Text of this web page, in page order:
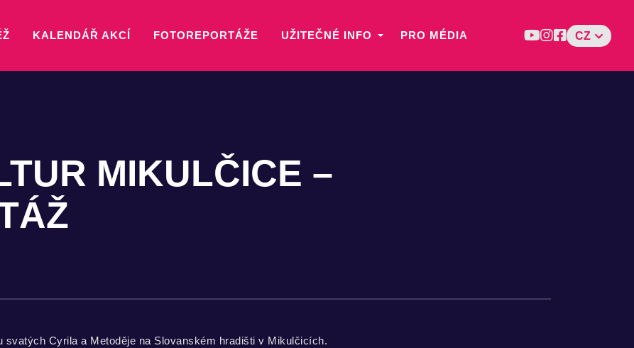
KALENDÁŘ AKCÍ FOTOREPORTÁŽE UŽITEČNÉ INFO PRO MÉDIA CZ
MIKULČICE –
Cyrila a Metoděje na Slovanském hradišti v Mikulčicích.